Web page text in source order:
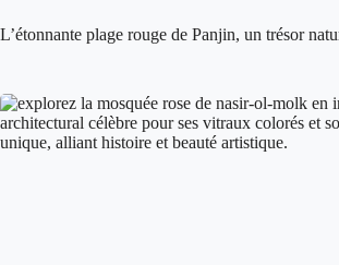
L’étonnante plage rouge de Panjin, un trésor